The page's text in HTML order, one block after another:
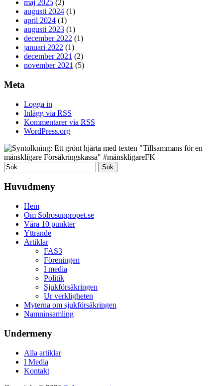
maj 2025 (2)
augusti 2024 (1)
april 2024 (1)
augusti 2023 (1)
december 2022 (1)
januari 2022 (1)
december 2021 (2)
november 2021 (5)
Meta
Logga in
Inlägg via RSS
Kommentarer via RSS
WordPress.org
Huvudmeny
Hem
Om Solrosuppropet.se
Våra 10 punkter
Yttrande
Artiklar
FAS3
Föreningen
I media
Politik
Sjukförsäkringen
Ur verkligheten
Myterna om sjukförsäkringen
Namninsamling
Undermeny
Alla artiklar
I Media
Kontakt